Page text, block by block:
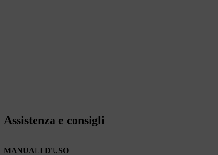
Assistenza e consigli
MANUALI D'USO